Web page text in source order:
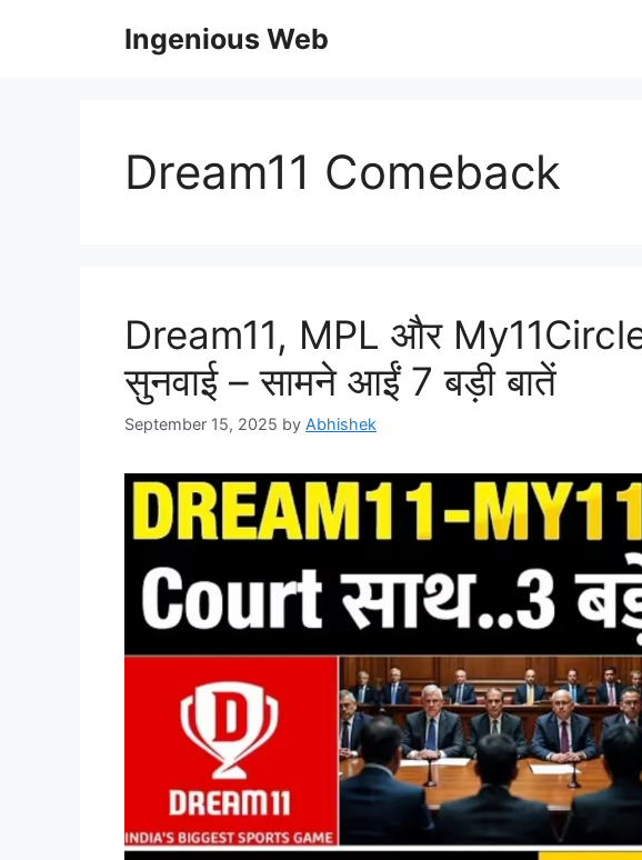
Ingenious Web
Dream11 Comeback
Dream11, MPL और My11Circle
सुनवाई – सामने आईं 7 बड़ी बातें
September 15, 2025 by Abhishek